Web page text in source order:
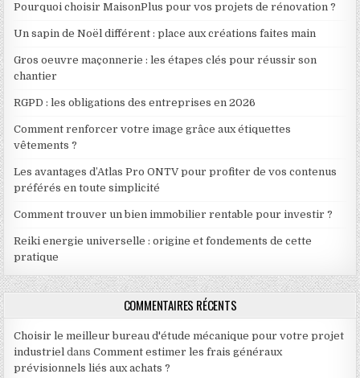
Pourquoi choisir MaisonPlus pour vos projets de rénovation ?
Un sapin de Noël différent : place aux créations faites main
Gros oeuvre maçonnerie : les étapes clés pour réussir son
chantier
RGPD : les obligations des entreprises en 2026
Comment renforcer votre image grâce aux étiquettes
vêtements ?
Les avantages d’Atlas Pro ONTV pour profiter de vos contenus
préférés en toute simplicité
Comment trouver un bien immobilier rentable pour investir ?
Reiki energie universelle : origine et fondements de cette
pratique
COMMENTAIRES RÉCENTS
Choisir le meilleur bureau d'étude mécanique pour votre projet
industriel dansComment estimer les frais généraux
prévisionnels liés aux achats ?